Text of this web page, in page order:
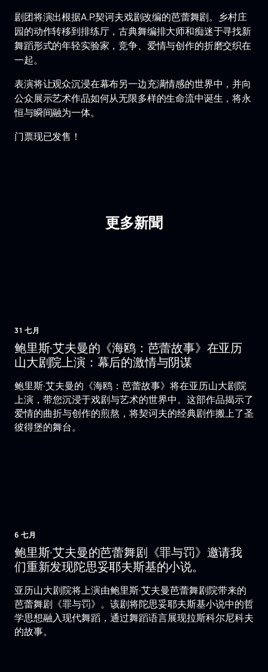
剧团将演出根据A.P.契诃夫戏剧改编的芭蕾舞剧。乡村庄
园的动作转移到排练厅，古典舞编排大师和痴迷于寻找新
舞蹈形式的年轻实验家，竞争、爱情与创作的折磨交织在
一起。
表演将让观众沉浸在幕布另一边充满情感的世界中，并向
公众展示艺术作品如何从无限多样的生命流中诞生，将永
恒与瞬间融为一体。
门票现已发售！
更多新聞
31 七月
鲍里斯·艾夫曼的《海鸥：芭蕾故事》在亚历
山大剧院上演：幕后的激情与阴谋
鲍里斯·艾夫曼的《海鸥：芭蕾故事》将在亚历山大剧院
上演，带您沉浸于戏剧与艺术的世界中。这部作品揭示了
爱情的曲折与创作的煎熬，将契诃夫的经典剧作搬上了圣
彼得堡的舞台。
6 七月
鲍里斯·艾夫曼的芭蕾舞剧《罪与罚》邀请我
们重新发现陀思妥耶夫斯基的小说。
亚历山大剧院将上演由鲍里斯·艾夫曼芭蕾舞剧院带来的
芭蕾舞剧《罪与罚》。该剧将陀思妥耶夫斯基小说中的哲
学思想融入现代舞蹈，通过舞蹈语言展现拉斯科尔尼科夫
的故事。